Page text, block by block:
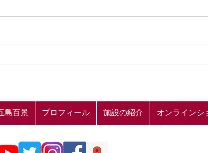
島百景 プロフィール 施設の紹介 オンラインシ